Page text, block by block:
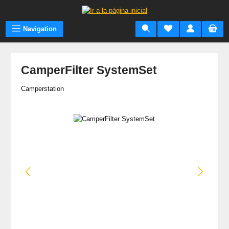
Saltar al contenido principal
Navigation
CamperFilter SystemSet
Camperstation
Omitir galería de imágenes